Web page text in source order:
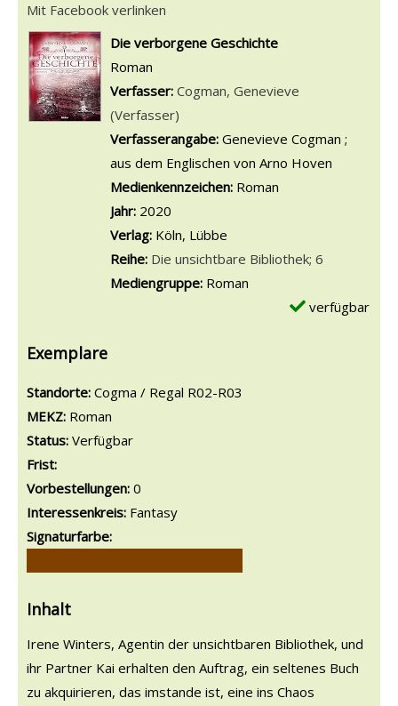
Mit Facebook verlinken
wird in neuem Tab geöffnet
Die verborgene Geschichte
Roman
Verfasser: Suche nach diesem Verfasser
Cogman, Genevieve
(Verfasser)
Verfasserangabe: Genevieve Cogman ;
aus dem Englischen von Arno Hoven
Medienkennzeichen: Roman
Jahr: 2020
Verlag: Köln, Lübbe
Reihe: Die unsichtbare Bibliothek; 6
Mediengruppe: Roman
verfügbar
Exemplare
Standorte: Cogma / Regal R02-R03
MEKZ: Roman
Status: Verfügbar
Frist:
Vorbestellungen: 0
Interessenkreis: Fantasy
Signaturfarbe:
Inhalt
Irene Winters, Agentin der unsichtbaren Bibliothek, und
ihr Partner Kai erhalten den Auftrag, ein seltenes Buch
zu akquirieren, das imstande ist, eine ins Chaos